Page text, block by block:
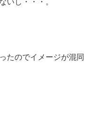
いし・・・。
たのでイメージが混同